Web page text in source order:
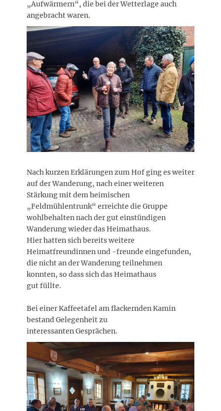
„Aufwärmern“, die bei der Wetterlage auch
angebracht waren.
Nach kurzen Erklärungen zum Hof ging es weiter
auf der Wanderung, nach einer weiteren
Stärkung mit dem heimischen
„Feldmühlentrunk“ erreichte die Gruppe
wohlbehalten nach der gut einstündigen
Wanderung wieder das Heimathaus.
Hier hatten sich bereits weitere
Heimatfreundinnen und -freunde eingefunden,
die nicht an der Wanderung teilnehmen
konnten, so dass sich das Heimathaus
gut füllte.
Bei einer Kaffeetafel am flackernden Kamin
bestand Gelegenheit zu
interessanten Gesprächen.